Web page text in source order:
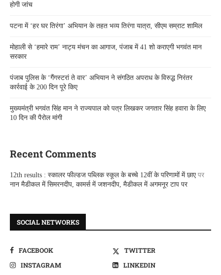
होगी जांच
पटना में ‘हर घर तिरंगा’ अभियान के तहत भव्य तिरंगा यात्रा, सीएम सम्राट शामिल
मोहाली से ‘हमारे राम’ नाट्य मंचन का आगाज, पंजाब में 41 शो कराएगी भगवंत मान
सरकार
पंजाब पुलिस के ‘गैंगस्टरां ते वार’ अभियान ने संगठित अपराध के विरुद्ध निरंतर
कार्रवाई के 200 दिन पूरे किए
मुख्यमंत्री भगवंत सिंह मान ने राज्यपाल को पत्र लिखकर जगतार सिंह हवारा के लिए
10 दिन की पैरोल मांगी
Recent Comments
12th results : स्कालर फील्डज पब्लिक स्कूल के बच्चे 12वीं के परिणामों में छाएपर
नान मैडीकल में सिमरनदीप, कामर्स में जशनदीप, मैडीकल में अगमनूर टाप पर
SOCIAL NETWORKS
FACEBOOK
TWITTER
INSTAGRAM
LINKEDIN